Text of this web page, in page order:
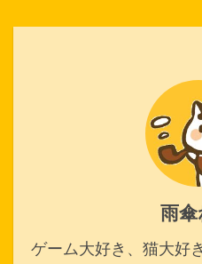
雨傘
ゲーム大好き、猫大好